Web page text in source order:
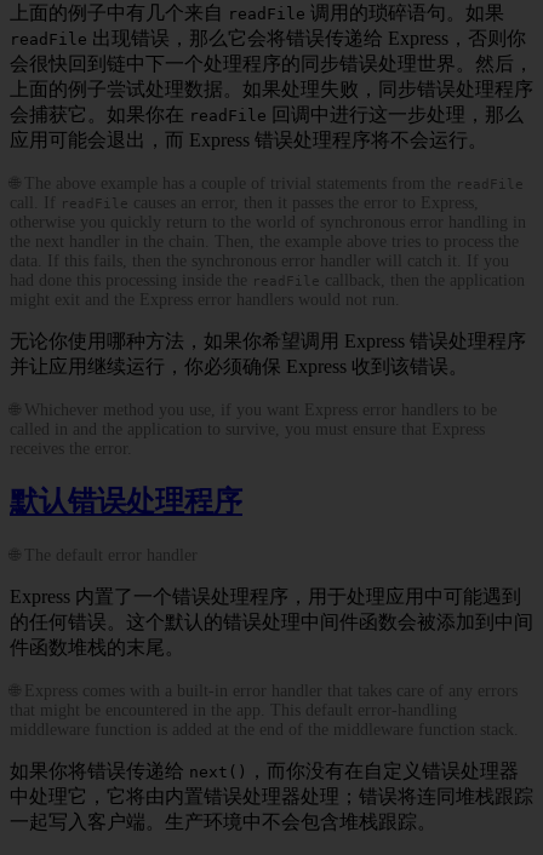
上面的例子中有几个来自 readFile 调用的琐碎语句。如果
readFile 出现错误，那么它会将错误传递给 Express，否则你
会很快回到链中下一个处理程序的同步错误处理世界。然后，
上面的例子尝试处理数据。如果处理失败，同步错误处理程序
会捕获它。如果你在 readFile 回调中进行这一步处理，那么
应用可能会退出，而 Express 错误处理程序将不会运行。
🌐 The above example has a couple of trivial statements from the readFile
call. If readFile causes an error, then it passes the error to Express,
otherwise you quickly return to the world of synchronous error handling in
the next handler in the chain. Then, the example above tries to process the
data. If this fails, then the synchronous error handler will catch it. If you
had done this processing inside the
readFile callback, then the application
might exit and the Express error handlers would not run.
无论你使用哪种方法，如果你希望调用 Express 错误处理程序
并让应用继续运行，你必须确保 Express 收到该错误。
🌐 Whichever method you use, if you want Express error handlers to be
called in and the application to survive, you must ensure that Express
receives the error.
默认错误处理程序
🌐 The default error handler
Express 内置了一个错误处理程序，用于处理应用中可能遇到
的任何错误。这个默认的错误处理中间件函数会被添加到中间
件函数堆栈的末尾。
🌐 Express comes with a built-in error handler that takes care of any errors
that might be encountered in the app. This default error-handling
middleware function is added at the end of the middleware function stack.
如果你将错误传递给 next()
，而你没有在自定义错误处理器
中处理它，它将由内置错误处理器处理；错误将连同堆栈跟踪
一起写入客户端。生产环境中不会包含堆栈跟踪。